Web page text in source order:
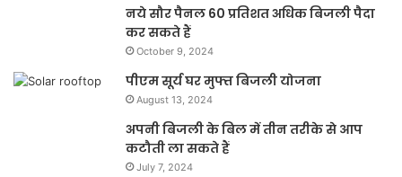
नये सौर पैनल 60 प्रतिशत अधिक बिजली पैदा
कर सकते हैं
October 9, 2024
पीएम सूर्य घर मुफ्त बिजली योजना
August 13, 2024
अपनी बिजली के बिल में तीन तरीके से आप
कटौती ला सकते हैं
July 7, 2024